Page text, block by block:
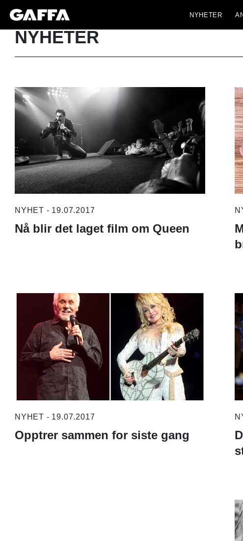
NYHETER
NYHETER
NYHET - 19.07.2017
Nå blir det laget film om Queen
NYHET - 19.07.2017
Opptrer sammen for siste gang